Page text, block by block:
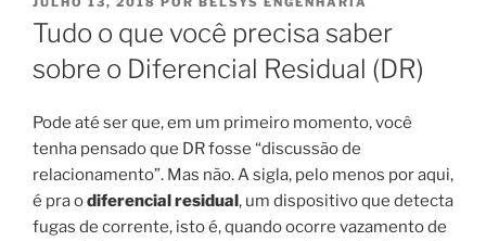
EM
Tudo o que você precisa saber
sobre o Diferencial Residual (DR)
Pode até ser que, em um primeiro momento, você
tenha pensado que DR fosse “discussão de
relacionamento”. Mas não. A sigla, pelo menos por aqui,
é pra odiferencial residual, um dispositivo que detecta
fugas de corrente, isto é, quando ocorre vazamento de